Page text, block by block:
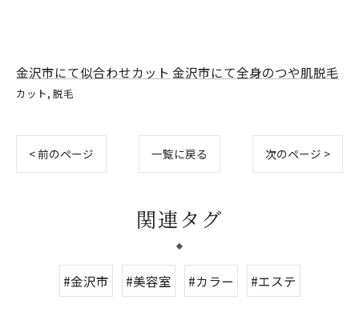
金沢市にて似合わせカット 金沢市にて全身のつや肌脱毛
カット 脱毛
< 前のページ 一覧に戻る 次のページ >
関連タグ
#金沢市 #美容室 #カラー #エステ